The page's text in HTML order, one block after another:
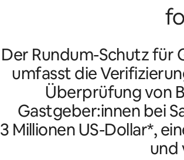
Der Rundum-Schutz für
umfasst die
Überprüfung von
Gastgeber:innen bei
3 Millionen US-Dollar*,
und